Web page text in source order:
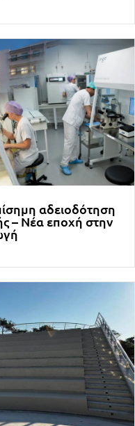
αδειοδότηση
– Νέα εποχή στην